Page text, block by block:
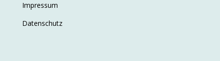
Impressum
Datenschutz